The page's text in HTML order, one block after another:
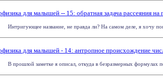
для малышей -- 15: обратная задача рассеяния на
Интригующее название, не правда ли? На самом деле, я хочу
для малышей - 14: антропное происхождение
В прошлой заметке я описал, откуда в безразмерных формулах